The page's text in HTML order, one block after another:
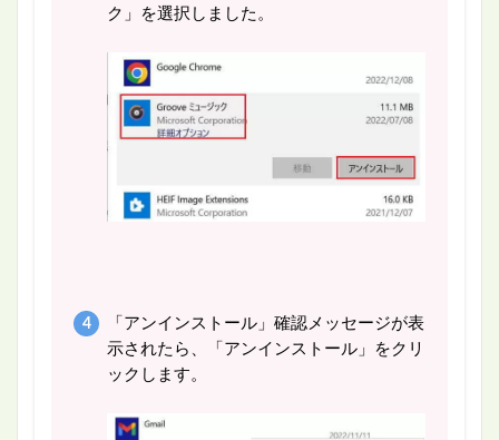
ク」を選択しました。
「アンインストール」確認メッセージが表
示されたら、「アンインストール」をクリ
ックします。